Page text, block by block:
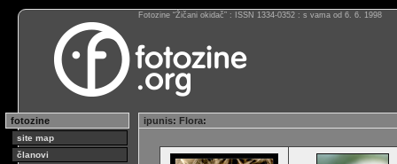
Fotozine “Žičani okidač” : ISSN 1334-0352 : s vama od 6. 6. 1998
fotozine
site map
članovi
ipunis: Flora: